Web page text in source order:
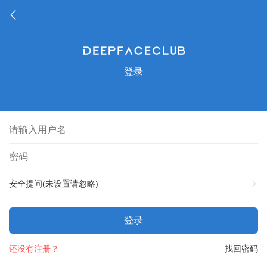
登录
安全提问(未设置请忽略)
登录
找回密码
还没有注册？